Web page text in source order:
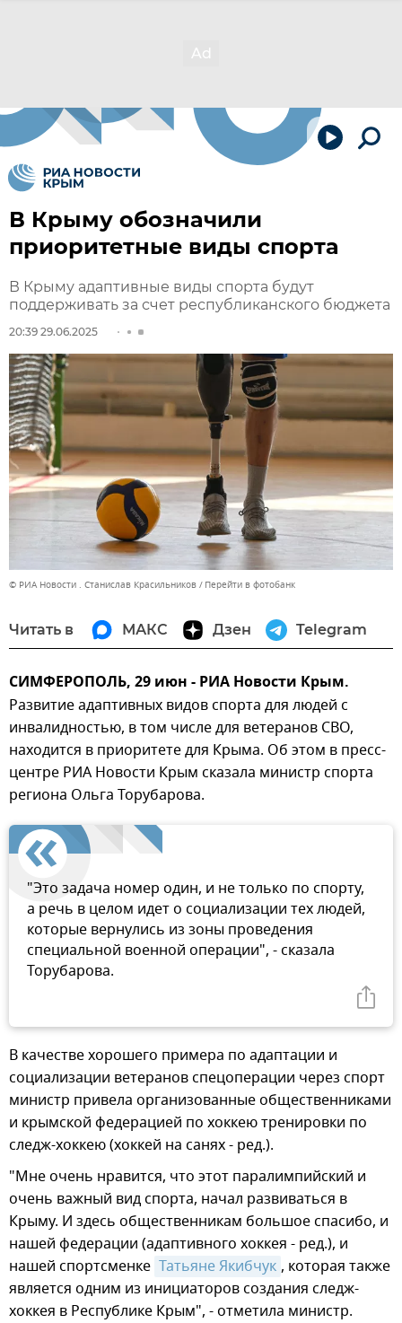
В Крыму обозначили
приоритетные виды спорта
В Крыму адаптивные виды спорта будут
поддерживать за счет республиканского бюджета
20:39 29.06.2025
© РИА Новости . Станислав Красильников Перейти в фотобанк
Читать в МАКС Дзен Telegram
СИМФЕРОПОЛЬ, 29 июн - РИА Новости Крым.
Развитие адаптивных видов спорта для людей с
инвалидностью, в том числе для ветеранов СВО,
находится в приоритете для Крыма. Об этом в пресс-
центре РИА Новости Крым сказала министр спорта
региона Ольга Торубарова.
"Это задача номер один, и не только по спорту,
а речь в целом идет о социализации тех людей,
которые вернулись из зоны проведения
специальной военной операции", - сказала
Торубарова.
В качестве хорошего примера по адаптации и
социализации ветеранов спецоперации через спорт
министр привела организованные общественниками
и крымской федерацией по хоккею тренировки по
следж-хоккею (хоккей на санях - ред.).
"Мне очень нравится, что этот паралимпийский и
очень важный вид спорта, начал развиваться в
Крыму. И здесь общественникам большое спасибо, и
нашей федерации (адаптивного хоккея - ред.), и
нашей спортсменке Татьяне Якибчук , которая также
является одним из инициаторов создания следж-
хоккея в Республике Крым", - отметила министр.